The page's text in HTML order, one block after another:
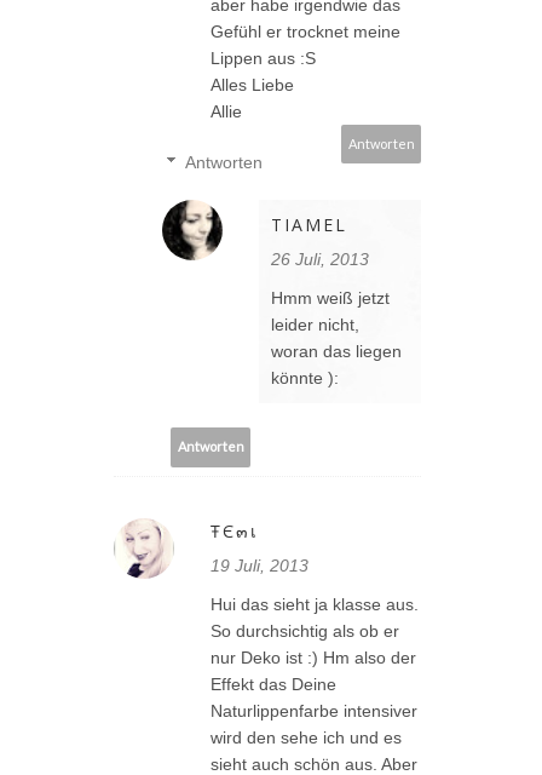
aber habe irgendwie das
Gefühl er trocknet meine
Lippen aus :S
Alles Liebe
Allie
Antworten
Antworten
TIAMEL
26 Juli, 2013
Hmm weiß jetzt
leider nicht,
woran das liegen
könnte ):
Antworten
ŦЄ๓เ
19 Juli, 2013
Hui das sieht ja klasse aus.
So durchsichtig als ob er
nur Deko ist :) Hm also der
Effekt das Deine
Naturlippenfarbe intensiver
wird den sehe ich und es
sieht auch schön aus. Aber